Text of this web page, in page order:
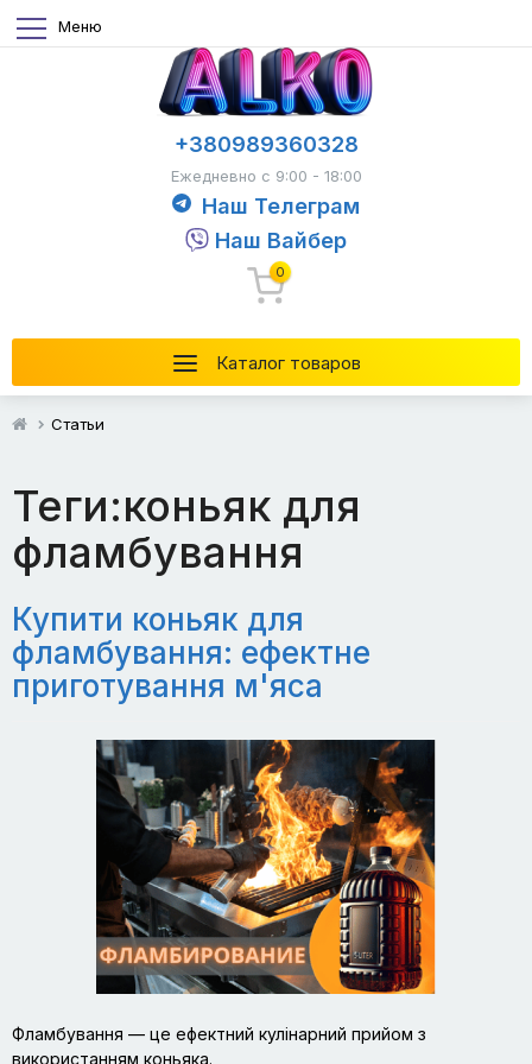
Меню
Каталог товаров
+380989360328
Ежедневно с 9:00 - 18:00
Наш Телеграм
Наш Вайбер
0
Статьи
Теги:коньяк для
фламбування
Купити коньяк для
фламбування: ефектне
приготування м'яса
Фламбування — це ефектний кулінарний прийом з
використанням коньяка.